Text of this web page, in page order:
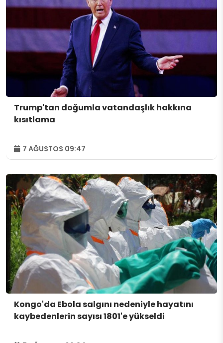
Trump'tan doğumla vatandaşlık hakkına
kısıtlama
7 AĞUSTOS 09:47
Kongo'da Ebola salgını nedeniyle hayatını
kaybedenlerin sayısı 1801'e yükseldi